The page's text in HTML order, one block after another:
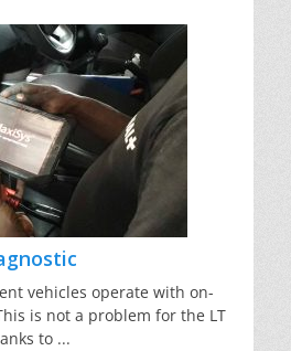
vehicles operate with on-
is not a problem for the LT
to ...